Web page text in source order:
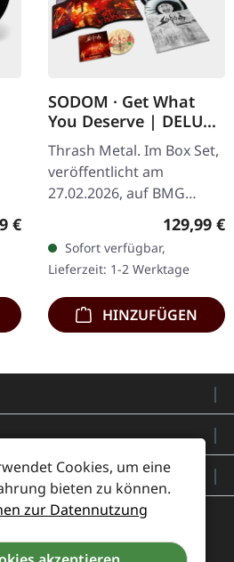
|
Preis:
€
SODOM · Get What
You Deserve | DELUXE
BOXSET 5LP+DVD
Thrash Metal. Im Box Set,
veröffentlicht am
27.02.2026, auf BMG
Rights Management.
hochwertiger
Verpackung. Enthält fünf
Vinyl LP…
129,99 €
Sofort verfügbar,
Lieferzeit: 1-2 Werktage
HINZUFÜGEN
Cookies, um eine
bieten zu können.
zur Datennutzung